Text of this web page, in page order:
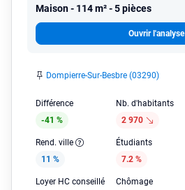
Maison 114 m² - 5 pièces
Ouvrir l'analyse
Dompierre-Sur-Besbre (03290)
Différence
-41 %
Nb. d'habitants
2 970
Rend. ville
11 %
Étudiants
7.2 %
Loyer HC conseillé
Chômage